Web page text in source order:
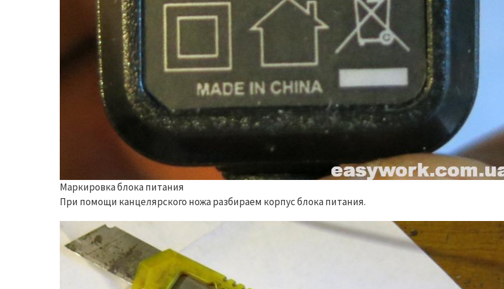
Маркировка блока питания
При помощи канцелярского ножа разбираем корпус блока питания.